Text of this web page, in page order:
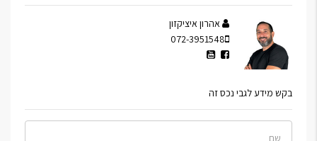
אהרון איציקזון
072-3951548
בקש מידע לגבי נכס זה